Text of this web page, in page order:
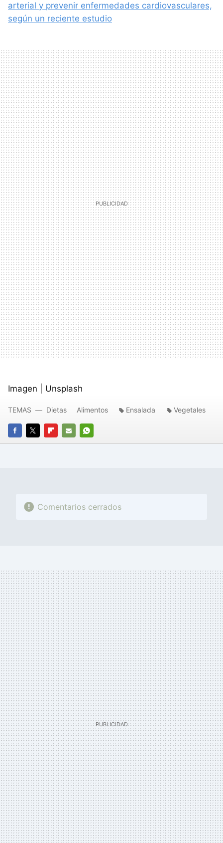
arterial y prevenir enfermedades cardiovasculares,
según un reciente estudio
Imagen | Unsplash
FACEBOOK
TWITTERFLIPBOARD
E-
WHATSAPP
TEMAS Dietas Alimentos Ensalada Vegetales
Comentarios cerrados